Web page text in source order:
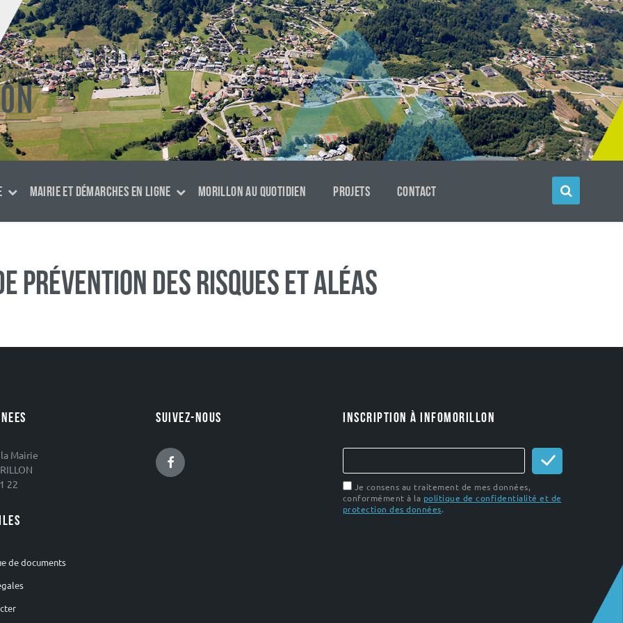
MAIRIE ET DÉMARCHES EN LIGNE MORILLON AU QUOTIDIEN PROJETS CONTACT
prévention des risques et aléas
Mairie
22
de documents
SUIVEZ-NOUS
Facebook
INSCRIPTION À INFOMORILLON
Je consens au traitement de mes données,
conformément à la politique de confidentialité et de
protection des données.